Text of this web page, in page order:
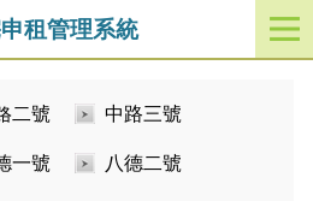
租管理系統
開
啟
二號 中路三號
一號 八德二號